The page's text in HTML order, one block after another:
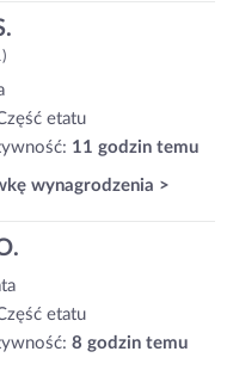
etatu
11 godzin temu
wynagrodzenia >
etatu
8 godzin temu